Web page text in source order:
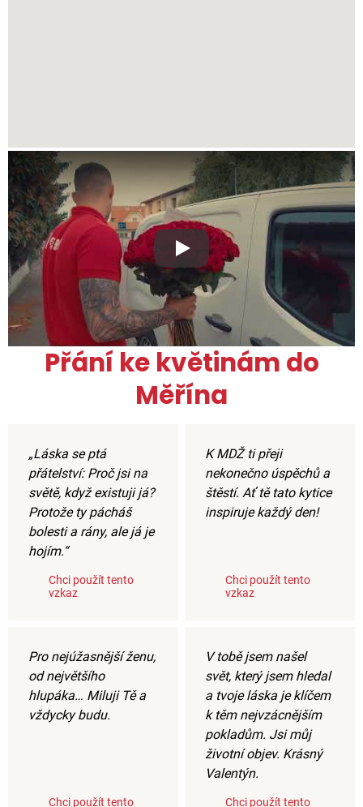
Xxx
Přání ke květinám do
Měřína
„Láska se ptá
přátelství: Proč jsi na
světě, když existuji já?
Protože ty pácháš
bolesti a rány, ale já je
hojím.“
Chci použít tento
vzkaz
K MDŽ ti přeji
nekonečno úspěchů a
štěstí. Ať tě tato kytice
inspiruje každý den!
Chci použít tento
vzkaz
Pro nejúžasnější ženu,
od největšího
hlupáka… Miluji Tě a
vždycky budu.
Chci použít tento
V tobě jsem našel
svět, který jsem hledal
a tvoje láska je klíčem
k těm nejvzácnějším
pokladům. Jsi můj
životní objev. Krásný
Valentýn.
Chci použít tento